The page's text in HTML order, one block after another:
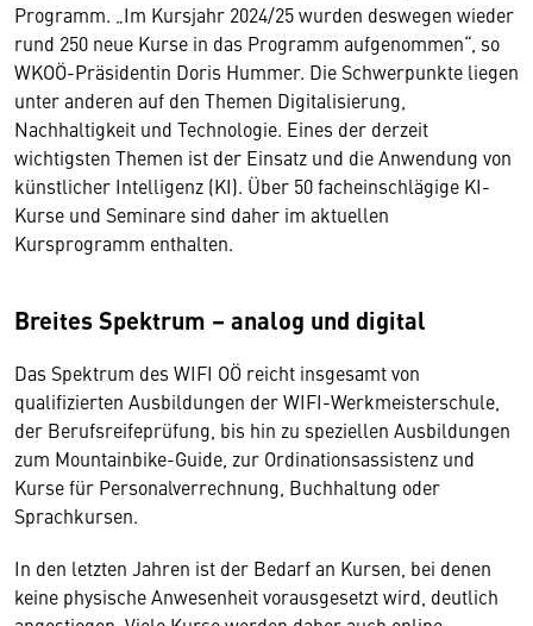
Programm. „Im Kursjahr 2024/25 wurden deswegen wieder
rund 250 neue Kurse in das Programm aufgenommen“, so
WKOÖ-Präsidentin Doris Hummer. Die Schwerpunkte liegen
unter anderen auf den Themen Digitalisierung,
Nachhaltigkeit und Technologie. Eines der derzeit
wichtigsten Themen ist der Einsatz und die Anwendung von
künstlicher Intelligenz (KI). Über 50 facheinschlägige KI-
Kurse und Seminare sind daher im aktuellen
Kursprogramm enthalten.
Breites Spektrum – analog und digital
Das Spektrum des WIFI OÖ reicht insgesamt von
qualifizierten Ausbildungen der WIFI-Werkmeisterschule,
der Berufsreifeprüfung, bis hin zu speziellen Ausbildungen
zum Mountainbike-Guide, zur Ordinationsassistenz und
Kurse für Personalverrechnung, Buchhaltung oder
Sprachkursen.
In den letzten Jahren ist der Bedarf an Kursen, bei denen
keine physische Anwesenheit vorausgesetzt wird, deutlich